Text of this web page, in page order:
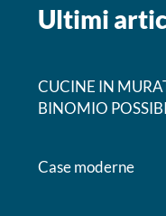
Ultimi
CUCINE IN
BINOMIO
Case moderne